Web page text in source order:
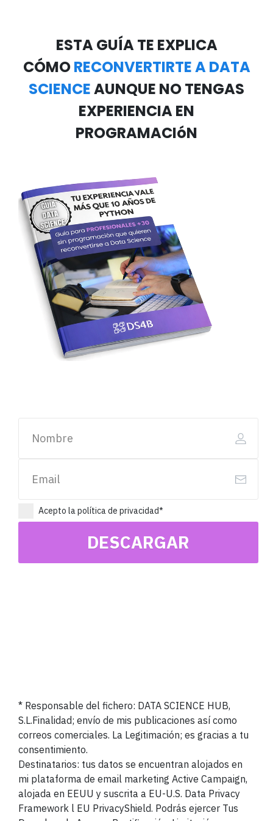
ESTA GUÍA TE EXPLICA
CÓMORECONVERTIRTE A DATA
SCIENCEAUNQUE NO TENGAS
EXPERIENCIA EN
PROGRAMACIóN
Acepto la política de privacidad*
DESCARGAR
* Responsable del fichero: DATA SCIENCE HUB,
S.L.Finalidad; envío de mis publicaciones así como
correos comerciales. La Legitimación; es gracias a tu
consentimiento.
Destinatarios: tus datos se encuentran alojados en
mi plataforma de email marketing Active Campaign,
alojada en EEUU y suscrita a EU-U.S. Data Privacy
Framework l EU PrivacyShield. Podrás ejercer Tus